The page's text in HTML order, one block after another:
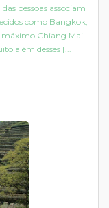
pessoas associam
como Bangkok,
Chiang Mai.
além desses [...]